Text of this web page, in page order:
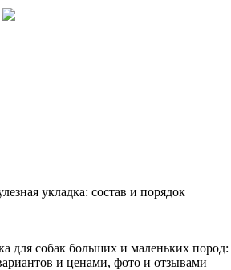
укладка: состав и порядок
для собак больших и маленьких пород:
и ценами, фото и отзывами